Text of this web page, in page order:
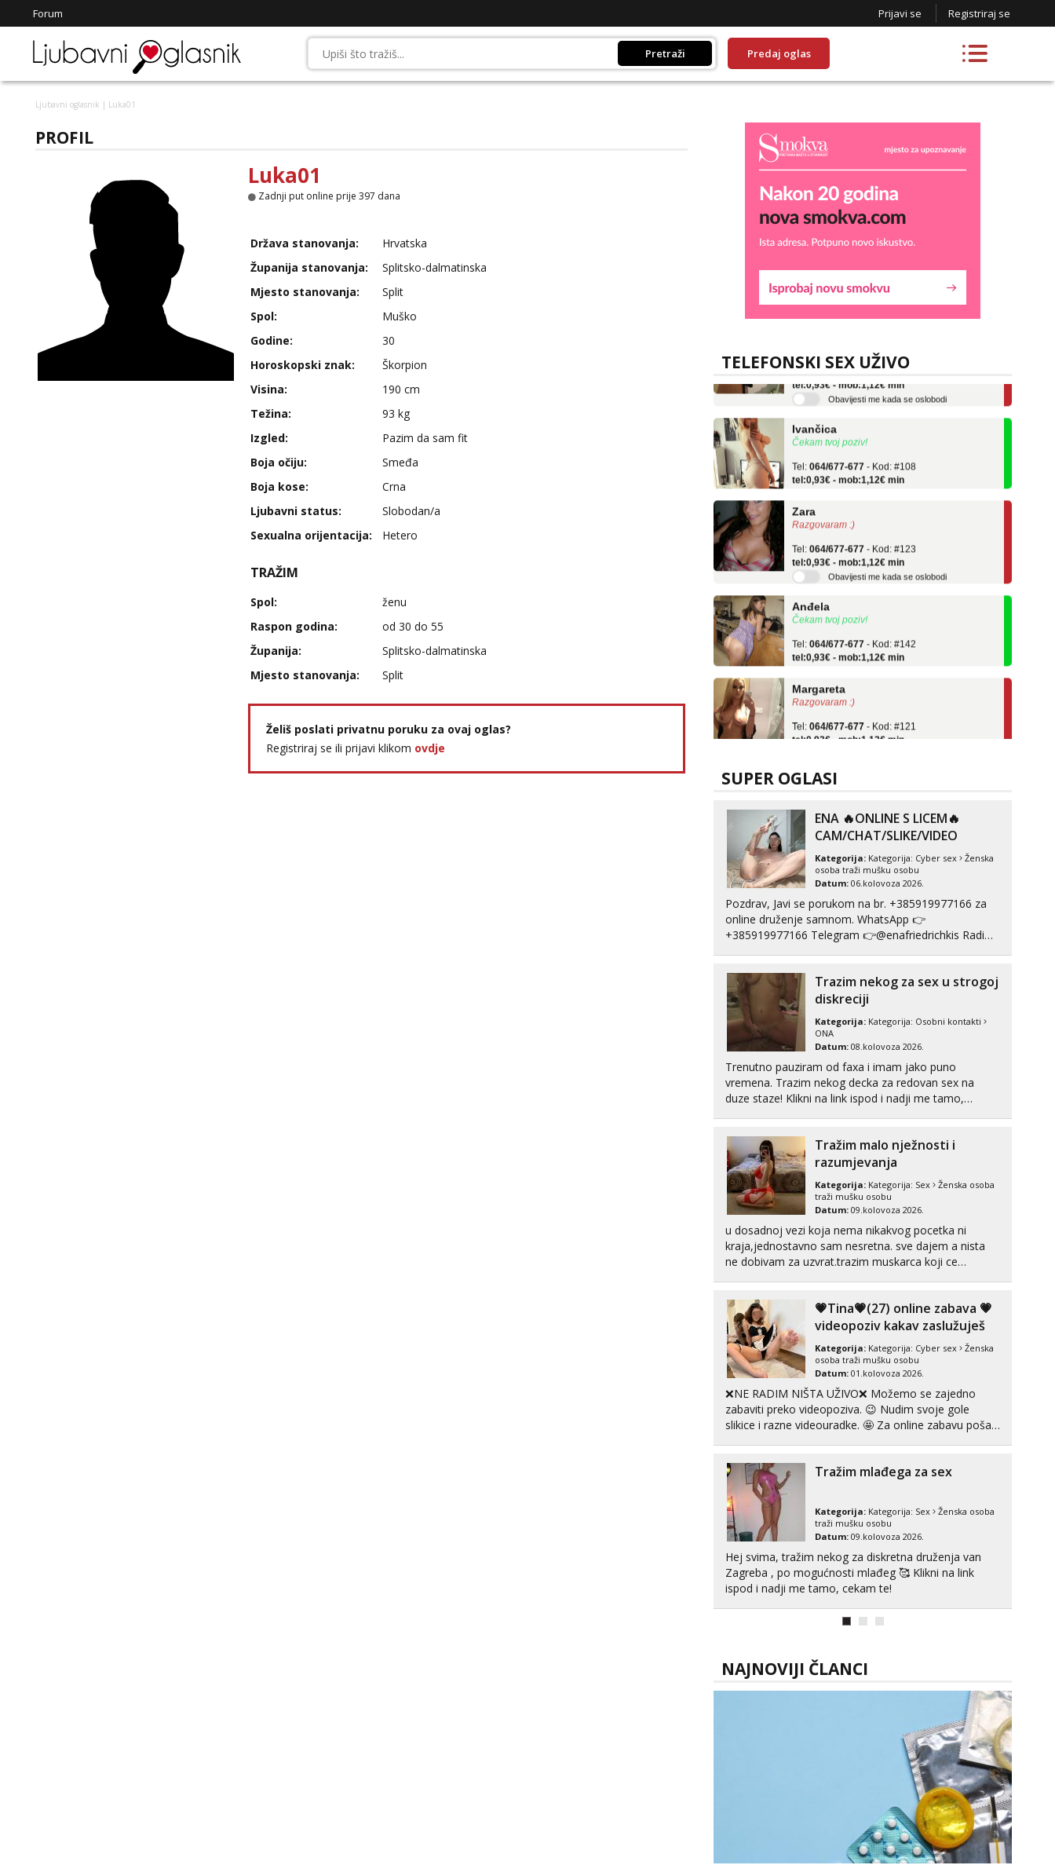
Forum Prijavi se Registriraj se
Pretraži Predaj oglas
Ljubavni oglasnik | Luka01
PROFIL
Luka01
Zadnji put online prije 397 dana
Država stanovanja:
Hrvatska
Županija stanovanja:
Splitsko-dalmatinska
Mjesto stanovanja:
Split
Spol:
Muško
Godine:
30
Horoskopski znak:
Škorpion
Visina:
190 cm
Težina:
93 kg
Izgled:
Pazim da sam fit
Boja očiju:
Smeđa
Boja kose:
Crna
Ljubavni status:
Slobodan/a
Sexualna orijentacija:
Hetero
TRAŽIM
Spol:
ženu
Raspon godina:
od 30 do 55
Županija:
Splitsko-dalmatinska
Mjesto stanovanja:
Split
Želiš poslati privatnu poruku za ovaj oglas?
Registriraj se ili prijavi klikom ovdje
TELEFONSKI SEX UŽIVO
Margareta
Tel:064/677-677 - Kod: #121
tel:0,93€ - mob:1,12€ min
Obavijesti me kada se oslobodi
Čekam tvoj poziv!
tel:0,93€ - mob:1,12€ min
Razgovaram :)
tel:0,93€ - mob:1,12€ min
Obavijesti me kada se oslobodi
Čekam tvoj poziv!
tel:0,93€ - mob:1,12€ min
Razgovaram :)
tel:0,93€ - mob:1,12€ min
Obavijesti me kada se oslobodi
Čekam tvoj poziv!
Tel:
tel:0,93€ - mob:1,12€ min
Zara
Razgovaram :)
Tel: 064/677-677- Kod: #123
tel:0,93€ - mob:1,12€ min
Obavijesti me kada se oslobodi
Tel: 064/677-677- Kod: #142
tel:0,93€ - mob:1,12€ min
SUPER OGLASI
ENA 🔥ONLINE S LICEM🔥
CAM/CHAT/SLIKE/VIDEO
Kategorija: Kategorija: Cyber sex
Ženska
osoba traži mušku osobu
Datum: 06.kolovoza 2026.
Pozdrav, Javi se porukom na br. +385919977166 za
online druženje samnom. WhatsApp 👉
+385919977166 Telegram 👉@enafriedrichkis Radim
štikle, samostojeće itd. Nudim svakakva videa seksa,
puš...
Trazim nekog za sex u strogoj
diskreciji
Kategorija: Kategorija: Osobni kontakti
ONA
Datum: 08.kolovoza 2026.
Trenutno pauziram od faxa i imam jako puno
vremena. Trazim nekog decka za redovan sex na
duze staze! Klikni na link ispod i nadji me tamo,
Tražim malo nježnosti i
razumjevanja
Kategorija: Kategorija: Sex
Ženska osoba
traži mušku osobu
Datum: 09.kolovoza 2026.
u dosadnoj vezi koja nema nikakvog pocetka ni
kraja,jednostavno sam nesretna. sve dajem a nista
ne dobivam za uzvrat.trazim muskarca koji ce
poljupce po tijelu koji me jako pale,obozavam kad
muskar...
💗Tina💗(27) online zabava 💗
videopoziv kakav zaslužuješ
Kategorija: Kategorija: Cyber sex
Ženska
osoba traži mušku osobu
Datum: 01.kolovoza 2026.
❌NE RADIM NIŠTA UŽIVO❌ Možemo se zajedno
zabaviti preko videopoziva. 😉 Nudim svoje gole
slikice i razne videouradke. 🤩 Za online zabavu pošalji
vidjeti na videopozivu. 😉 S vama sam vec 5 ...
Tražim mlađega za sex
Kategorija: Kategorija: Sex
Ženska osoba
traži mušku osobu
Datum: 09.kolovoza 2026.
Hej svima, tražim nekog za diskretna druženja van
Zagreba , po mogućnosti mlađeg 🥰 Klikni na link
ispod i nadji me tamo, cekam te!
NAJNOVIJI ČLANCI